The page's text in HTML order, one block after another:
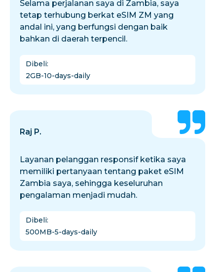
Selama perjalanan saya di Zambia, saya
tetap terhubung berkat eSIM ZM yang
andal ini, yang berfungsi dengan baik
bahkan di daerah terpencil.
Dibeli:
2GB-10-days-daily
Raj P.
Layanan pelanggan responsif ketika saya
memiliki pertanyaan tentang paket eSIM
Zambia saya, sehingga keseluruhan
pengalaman menjadi mudah.
Dibeli:
500MB-5-days-daily